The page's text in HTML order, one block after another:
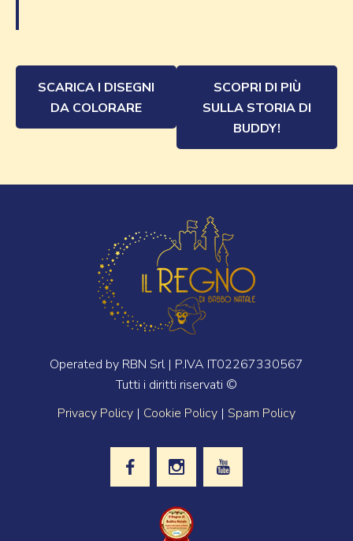
SCARICA I DISEGNI
DA COLORARE
SCOPRI DI PIÙ
SULLA STORIA DI
BUDDY!
Operated by RBN Srl | P.IVA IT02267330567
Tutti i diritti riservati ©
Privacy Policy | Cookie Policy | Spam Policy